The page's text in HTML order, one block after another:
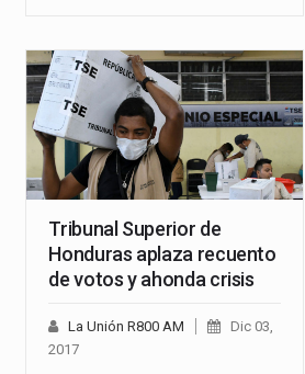
Tribunal Superior de
Honduras aplaza recuento
de votos y ahonda crisis
La Unión R800 AM
Dic 03,
2017